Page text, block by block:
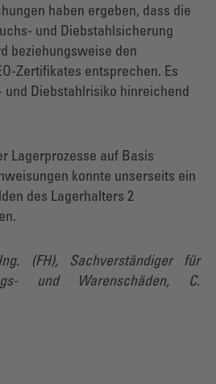
haben ergeben, dass die
und Diebstahlsicherung
beziehungsweise den
Zertifikates entsprechen. Es
und Diebstahlrisiko hinreichend
Lagerprozesse auf Basis
konnte unserseits ein
des Lagerhalters 2
(FH), Sachverständiger für
und Warenschäden, C.